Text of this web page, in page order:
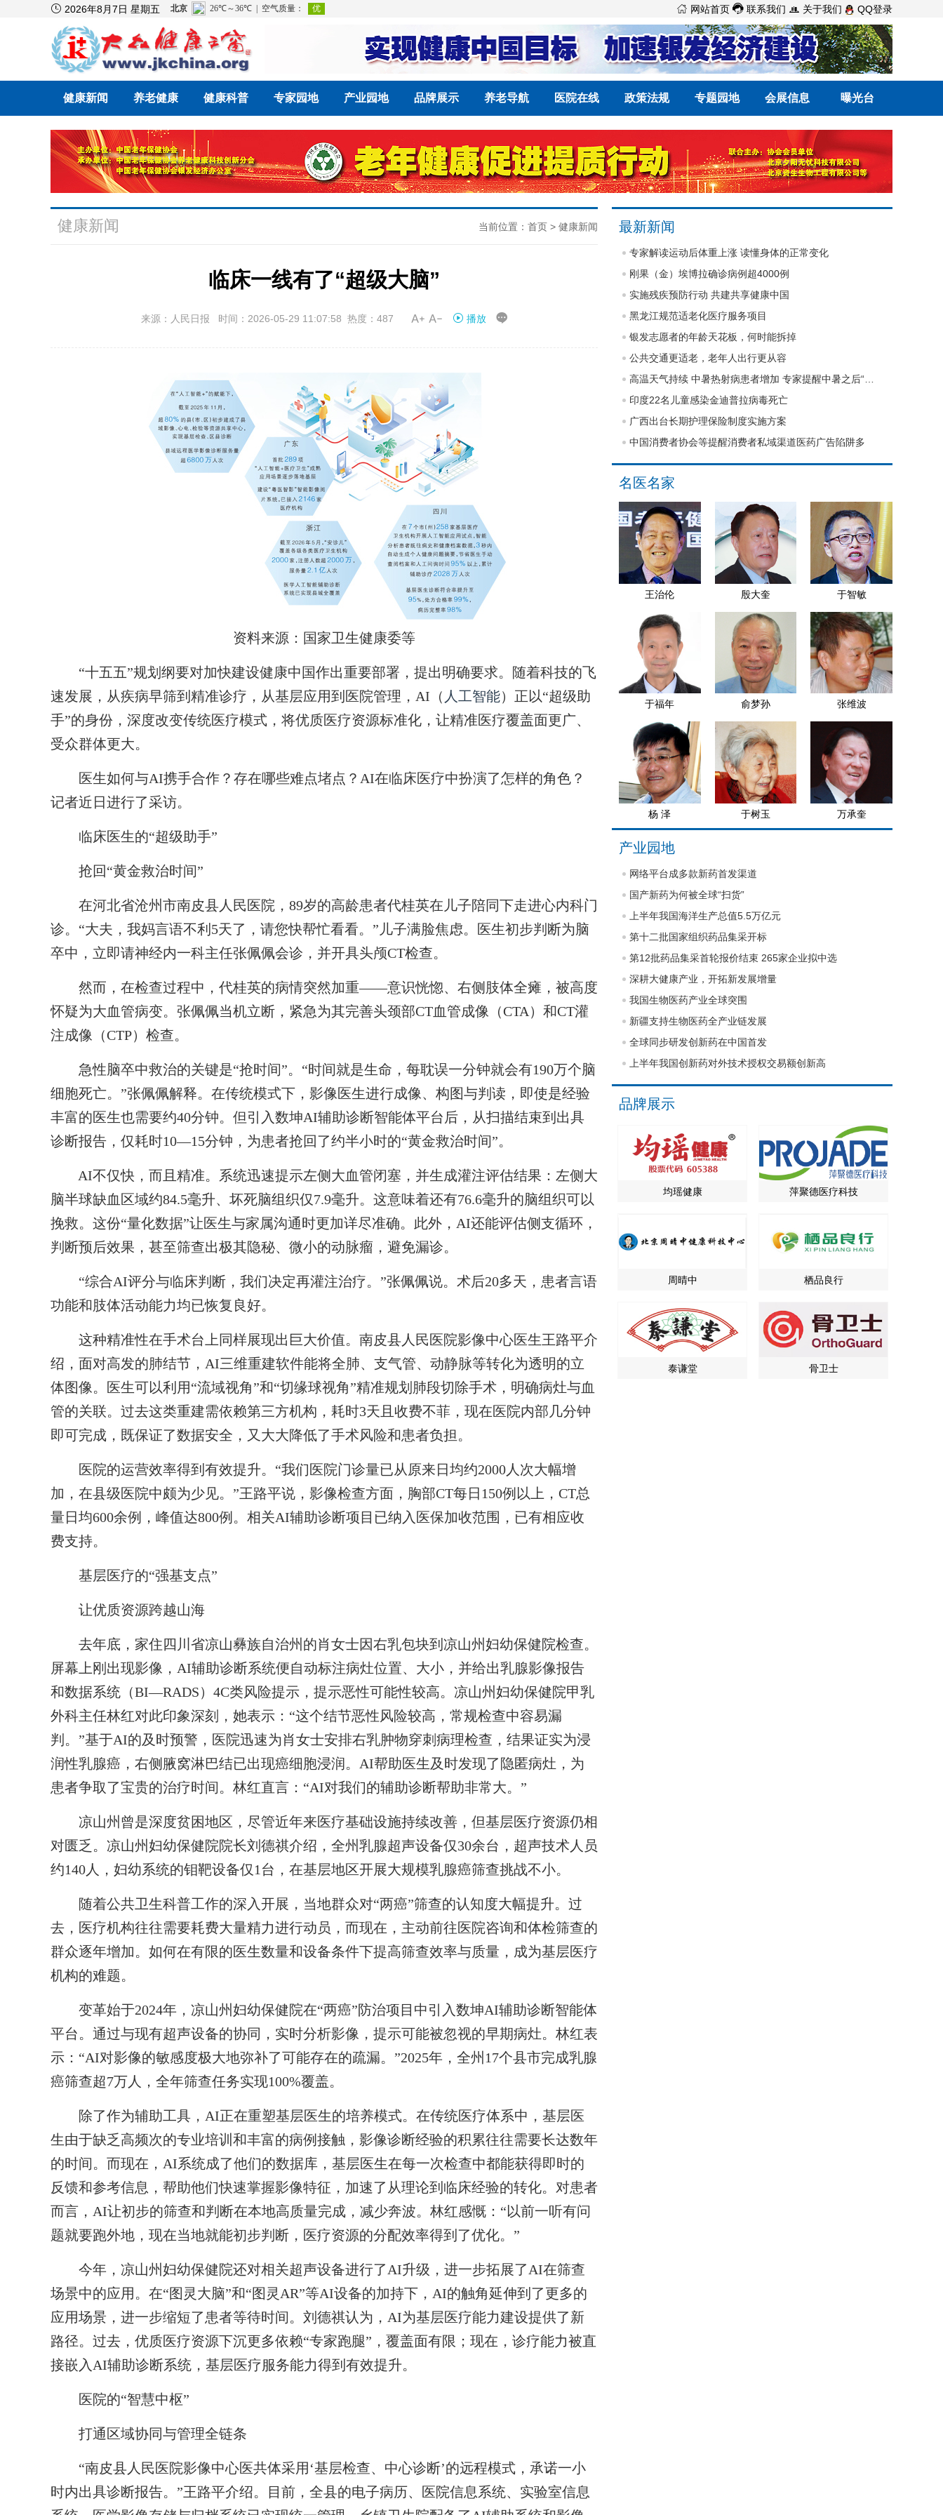
 2026年8月7日 星期五  网站首页  联系我们  关于我们 QQ登录
健康新闻 养老健康 健康科普 专家园地 产业园地 品牌展示 养老导航 医院在线 政策法规 专题园地 会展信息 曝光台
健康新闻 当前位置： 首页 > 健康新闻
临床一线有了“超级大脑”
来源：人民日报 时间：2026-05-29 11:07:58 热度：487  播放 
资料来源：国家卫生健康委等
“十五五”规划纲要对加快建设健康中国作出重要部署，提出明确要求。随着科技的飞
速发展，从疾病早筛到精准诊疗，从基层应用到医院管理，AI（ 人工智能）正以“超级助
手”的身份，深度改变传统医疗模式，将优质医疗资源标准化，让精准医疗覆盖面更广、
受众群体更大。
医生如何与AI携手合作？存在哪些难点堵点？AI在临床医疗中扮演了怎样的角色？
记者近日进行了采访。
临床医生的“超级助手”
抢回“黄金救治时间”
在河北省沧州市南皮县人民医院，89岁的高龄患者代桂英在儿子陪同下走进心内科门
诊。“大夫，我妈言语不利5天了，请您快帮忙看看。”儿子满脸焦虑。医生初步判断为脑
卒中，立即请神经内一科主任张佩佩会诊，并开具头颅CT检查。
然而，在检查过程中，代桂英的病情突然加重——意识恍惚、右侧肢体全瘫，被高度
怀疑为大血管病变。张佩佩当机立断，紧急为其完善头颈部CT血管成像（CTA）和CT灌
注成像（CTP）检查。
急性脑卒中救治的关键是“抢时间”。“时间就是生命，每耽误一分钟就会有190万个脑
细胞死亡。”张佩佩解释。在传统模式下，影像医生进行成像、构图与判读，即使是经验
丰富的医生也需要约40分钟。但引入数坤AI辅助诊断智能体平台后，从扫描结束到出具
诊断报告，仅耗时10—15分钟，为患者抢回了约半小时的“黄金救治时间”。
AI不仅快，而且精准。系统迅速提示左侧大血管闭塞，并生成灌注评估结果：左侧大
脑半球缺血区域约84.5毫升、坏死脑组织仅7.9毫升。这意味着还有76.6毫升的脑组织可以
挽救。这份“量化数据”让医生与家属沟通时更加详尽准确。此外，AI还能评估侧支循环，
判断预后效果，甚至筛查出极其隐秘、微小的动脉瘤，避免漏诊。
“综合AI评分与临床判断，我们决定再灌注治疗。”张佩佩说。术后20多天，患者言语
功能和肢体活动能力均已恢复良好。
这种精准性在手术台上同样展现出巨大价值。南皮县人民医院影像中心医生王路平介
绍，面对高发的肺结节，AI三维重建软件能将全肺、支气管、动静脉等转化为透明的立
体图像。医生可以利用“流域视角”和“切缘球视角”精准规划肺段切除手术，明确病灶与血
管的关联。过去这类重建需依赖第三方机构，耗时3天且收费不菲，现在医院内部几分钟
即可完成，既保证了数据安全，又大大降低了手术风险和患者负担。
医院的运营效率得到有效提升。“我们医院门诊量已从原来日均约2000人次大幅增
加，在县级医院中颇为少见。”王路平说，影像检查方面，胸部CT每日150例以上，CT总
量日均600余例，峰值达800例。相关AI辅助诊断项目已纳入医保加收范围，已有相应收
费支持。
基层医疗的“强基支点”
让优质资源跨越山海
去年底，家住四川省凉山彝族自治州的肖女士因右乳包块到凉山州妇幼保健院检查。
屏幕上刚出现影像，AI辅助诊断系统便自动标注病灶位置、大小，并给出乳腺影像报告
和数据系统（BI—RADS）4C类风险提示，提示恶性可能性较高。凉山州妇幼保健院甲乳
外科主任林红对此印象深刻，她表示：“这个结节恶性风险较高，常规检查中容易漏
判。”基于AI的及时预警，医院迅速为肖女士安排右乳肿物穿刺病理检查，结果证实为浸
润性乳腺癌，右侧腋窝淋巴结已出现癌细胞浸润。AI帮助医生及时发现了隐匿病灶，为
患者争取了宝贵的治疗时间。林红直言：“AI对我们的辅助诊断帮助非常大。”
凉山州曾是深度贫困地区，尽管近年来医疗基础设施持续改善，但基层医疗资源仍相
对匮乏。凉山州妇幼保健院院长刘德祺介绍，全州乳腺超声设备仅30余台，超声技术人员
约140人，妇幼系统的钼靶设备仅1台，在基层地区开展大规模乳腺癌筛查挑战不小。
随着公共卫生科普工作的深入开展，当地群众对“两癌”筛查的认知度大幅提升。过
去，医疗机构往往需要耗费大量精力进行动员，而现在，主动前往医院咨询和体检筛查的
群众逐年增加。如何在有限的医生数量和设备条件下提高筛查效率与质量，成为基层医疗
机构的难题。
变革始于2024年，凉山州妇幼保健院在“两癌”防治项目中引入数坤AI辅助诊断智能体
平台。通过与现有超声设备的协同，实时分析影像，提示可能被忽视的早期病灶。林红表
示：“AI对影像的敏感度极大地弥补了可能存在的疏漏。”2025年，全州17个县市完成乳腺
癌筛查超7万人，全年筛查任务实现100%覆盖。
除了作为辅助工具，AI正在重塑基层医生的培养模式。在传统医疗体系中，基层医
生由于缺乏高频次的专业培训和丰富的病例接触，影像诊断经验的积累往往需要长达数年
的时间。而现在，AI系统成了他们的数据库，基层医生在每一次检查中都能获得即时的
反馈和参考信息，帮助他们快速掌握影像特征，加速了从理论到临床经验的转化。对患者
而言，AI让初步的筛查和判断在本地高质量完成，减少奔波。林红感慨：“以前一听有问
题就要跑外地，现在当地就能初步判断，医疗资源的分配效率得到了优化。”
今年，凉山州妇幼保健院还对相关超声设备进行了AI升级，进一步拓展了AI在筛查
场景中的应用。在“图灵大脑”和“图灵AR”等AI设备的加持下，AI的触角延伸到了更多的
应用场景，进一步缩短了患者等待时间。刘德祺认为，AI为基层医疗能力建设提供了新
路径。过去，优质医疗资源下沉更多依赖“专家跑腿”，覆盖面有限；现在，诊疗能力被直
接嵌入AI辅助诊断系统，基层医疗服务能力得到有效提升。
医院的“智慧中枢”
打通区域协同与管理全链条
“南皮县人民医院影像中心医共体采用‘基层检查、中心诊断’的远程模式，承诺一小
时内出具诊断报告。”王路平介绍。目前，全县的电子病历、医院信息系统、实验室信息
最新新闻
专家解读运动后体重上涨 读懂身体的正常变化
刚果（金）埃博拉确诊病例超4000例
实施残疾预防行动 共建共享健康中国
黑龙江规范适老化医疗服务项目
银发志愿者的年龄天花板，何时能拆掉
公共交通更适老，老年人出行更从容
印度22名儿童感染金迪普拉病毒死亡
广西出台长期护理保险制度实施方案
中国消费者协会等提醒消费者私域渠道医药广告陷阱多
名医名家
王治伦 殷大奎 于智敏
于福年 俞梦孙 张维波
杨 泽 于树玉 万承奎
产业园地
网络平台成多款新药首发渠道
国产新药为何被全球“扫货”
上半年我国海洋生产总值5.5万亿元
第十二批国家组织药品集采开标
第12批药品集采首轮报价结束 265家企业拟中选
深耕大健康产业，开拓新发展增量
我国生物医药产业全球突围
新疆支持生物医药全产业链发展
全球同步研发创新药在中国首发
上半年我国创新药对外技术授权交易额创新高
品牌展示
均瑶健康 萍聚德医疗科技
周晴中 栖品良行
泰谦堂 骨卫士